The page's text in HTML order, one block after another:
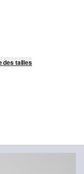
des tailles
dans un délai de 4 à 5